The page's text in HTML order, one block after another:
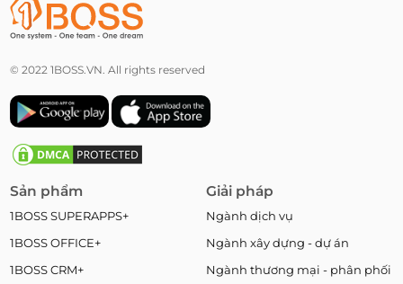
© 2022 1BOSS.VN. All rights reserved
Sản phẩm
1BOSS SUPERAPPS+
1BOSS OFFICE+
1BOSS CRM+
Giải pháp
Ngành dịch vụ
Ngành xây dựng - dự án
Ngành thương mại - phân phối